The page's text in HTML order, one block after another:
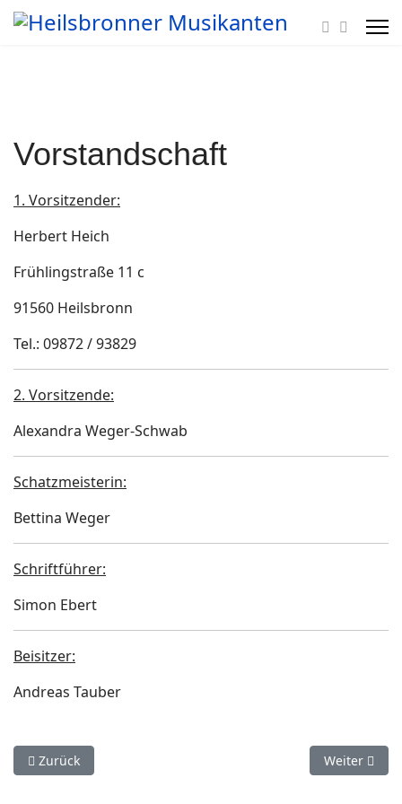
Vorstandschaft
1. Vorsitzender:
Herbert Heich
Frühlingstraße 11 c
91560 Heilsbronn
Tel.: 09872 / 93829
2. Vorsitzende:
Alexandra Weger-Schwab
Schatzmeisterin:
Bettina Weger
Schriftführer:
Simon Ebert
Beisitzer:
Andreas Tauber
Vorheriger Beitrag: Lehrer
Zurück Nächster
Weiter